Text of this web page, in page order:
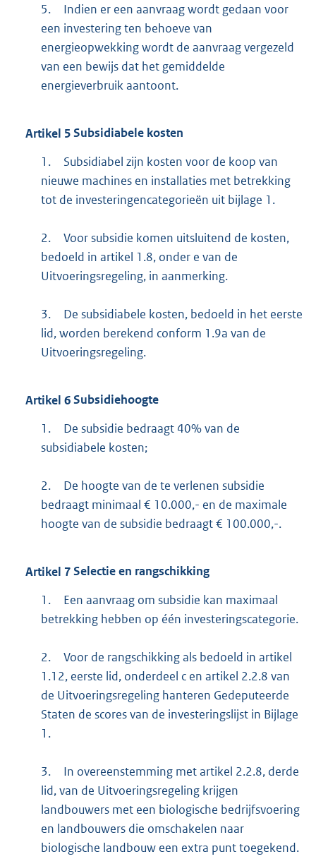
5.
Indien er een aanvraag wordt gedaan voor
een investering ten behoeve van
energieopwekking wordt de aanvraag vergezeld
van een bewijs dat het gemiddelde
energieverbruik aantoont.
Artikel 5Subsidiabele kosten
1.
Subsidiabel zijn kosten voor de koop van
nieuwe machines en installaties met betrekking
tot de investeringencategorieën uit bijlage 1.
2.
Voor subsidie komen uitsluitend de kosten,
bedoeld in artikel 1.8, onder e van de
Uitvoeringsregeling, in aanmerking.
3.
De subsidiabele kosten, bedoeld in het eerste
lid, worden berekend conform 1.9a van de
Uitvoeringsregeling.
Artikel 6Subsidiehoogte
1.
De subsidie bedraagt 40% van de
subsidiabele kosten;
2.
De hoogte van de te verlenen subsidie
bedraagt minimaal € 10.000,- en de maximale
hoogte van de subsidie bedraagt € 100.000,-.
Artikel 7Selectie en rangschikking
1.
Een aanvraag om subsidie kan maximaal
betrekking hebben op één investeringscategorie.
2.
Voor de rangschikking als bedoeld in artikel
1.12, eerste lid, onderdeel c en artikel 2.2.8 van
de Uitvoeringsregeling hanteren Gedeputeerde
Staten de scores van de investeringslijst in Bijlage
1.
3.
In overeenstemming met artikel 2.2.8, derde
lid, van de Uitvoeringsregeling krijgen
landbouwers met een biologische bedrijfsvoering
en landbouwers die omschakelen naar
biologische landbouw een extra punt toegekend.